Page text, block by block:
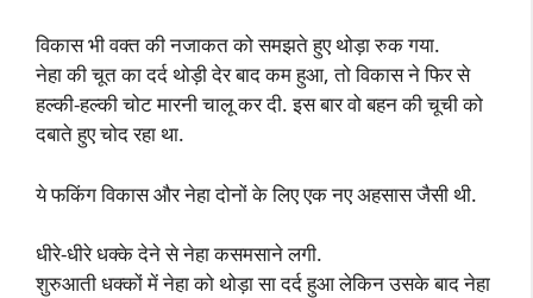
विकास भी वक्त की नजाकत को समझते हुए थोड़ा रुक गया.
नेहा की चूत का दर्द थोड़ी देर बाद कम हुआ, तो विकास ने फिर से
हल्की-हल्की चोट मारनी चालू कर दी. इस बार वो बहन की चूची को
दबाते हुए चोद रहा था.
ये फकिंग विकास और नेहा दोनों के लिए एक नए अहसास जैसी थी.
धीरे-धीरे धक्के देने से नेहा कसमसाने लगी.
शुरुआती धक्कों में नेहा को थोड़ा सा दर्द हुआ लेकिन उसके बाद नेहा